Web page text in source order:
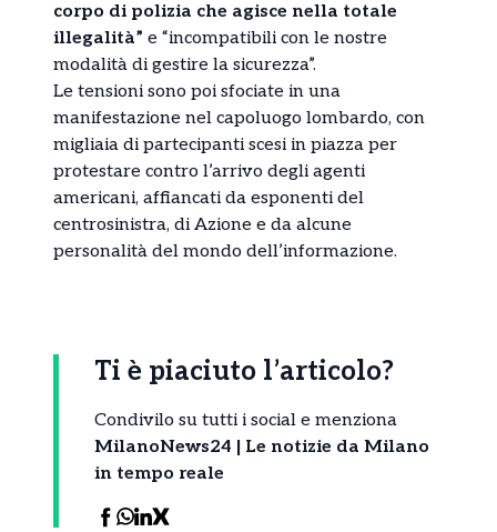
corpo di polizia che agisce nella totale
illegalità” e “incompatibili con le nostre
modalità di gestire la sicurezza”.
Le tensioni sono poi sfociate in una
manifestazione nel capoluogo lombardo, con
migliaia di partecipanti scesi in piazza per
protestare contro l’arrivo degli agenti
americani, affiancati da esponenti del
centrosinistra, di Azione e da alcune
personalità del mondo dell’informazione.
Ti è piaciuto l’articolo?
Condivilo su tutti i social e menziona
MilanoNews24 | Le notizie da Milano
in tempo reale